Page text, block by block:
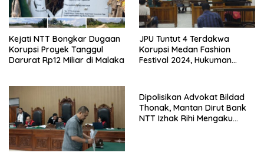
Kejati NTT Bongkar Dugaan
Korupsi Proyek Tanggul
Darurat Rp12 Miliar di Malaka
JPU Tuntut 4 Terdakwa
Korupsi Medan Fashion
Festival 2024, Hukuman
Dipolisikan Advokat Bildad
Thonak, Mantan Dirut Bank
NTT Izhak Rihi Mengaku